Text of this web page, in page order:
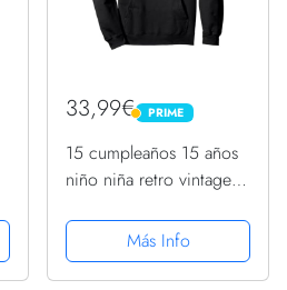
33,99€ PRIME
PRIME
15 cumpleaños 15 años
niño niña retro vintage
con Capucha
Más Info